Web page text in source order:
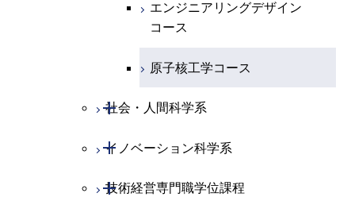
エンジニアリングデザイン
コース
原子核工学コース
社会・人間科学系
開閉
社会・人間科学コース
イノベーション科学系
開閉
イノベーション科学コース
技術経営専門職学位課程
開閉